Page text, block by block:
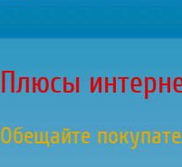
Плюсы
Обещайте